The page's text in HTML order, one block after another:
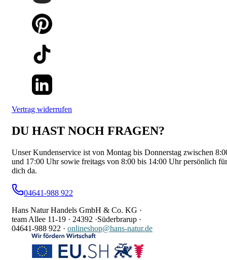
Vertrag widerrufen
DU HAST NOCH FRAGEN?
Unser Kundenservice ist von Montag bis Donnerstag zwischen
und 17:00 Uhr sowie freitags von 8:00 bis 14:00 Uhr persönlich für
dich da.
04641-988 922
Hans Natur Handels GmbH & Co. KG ·
team Allee 11-19 · 24392 ·Süderbrarup ·
04641-988 922 · onlineshop@hans-natur.de